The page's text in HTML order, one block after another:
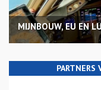
MIJNBOUW, EU EN
PARTNERS